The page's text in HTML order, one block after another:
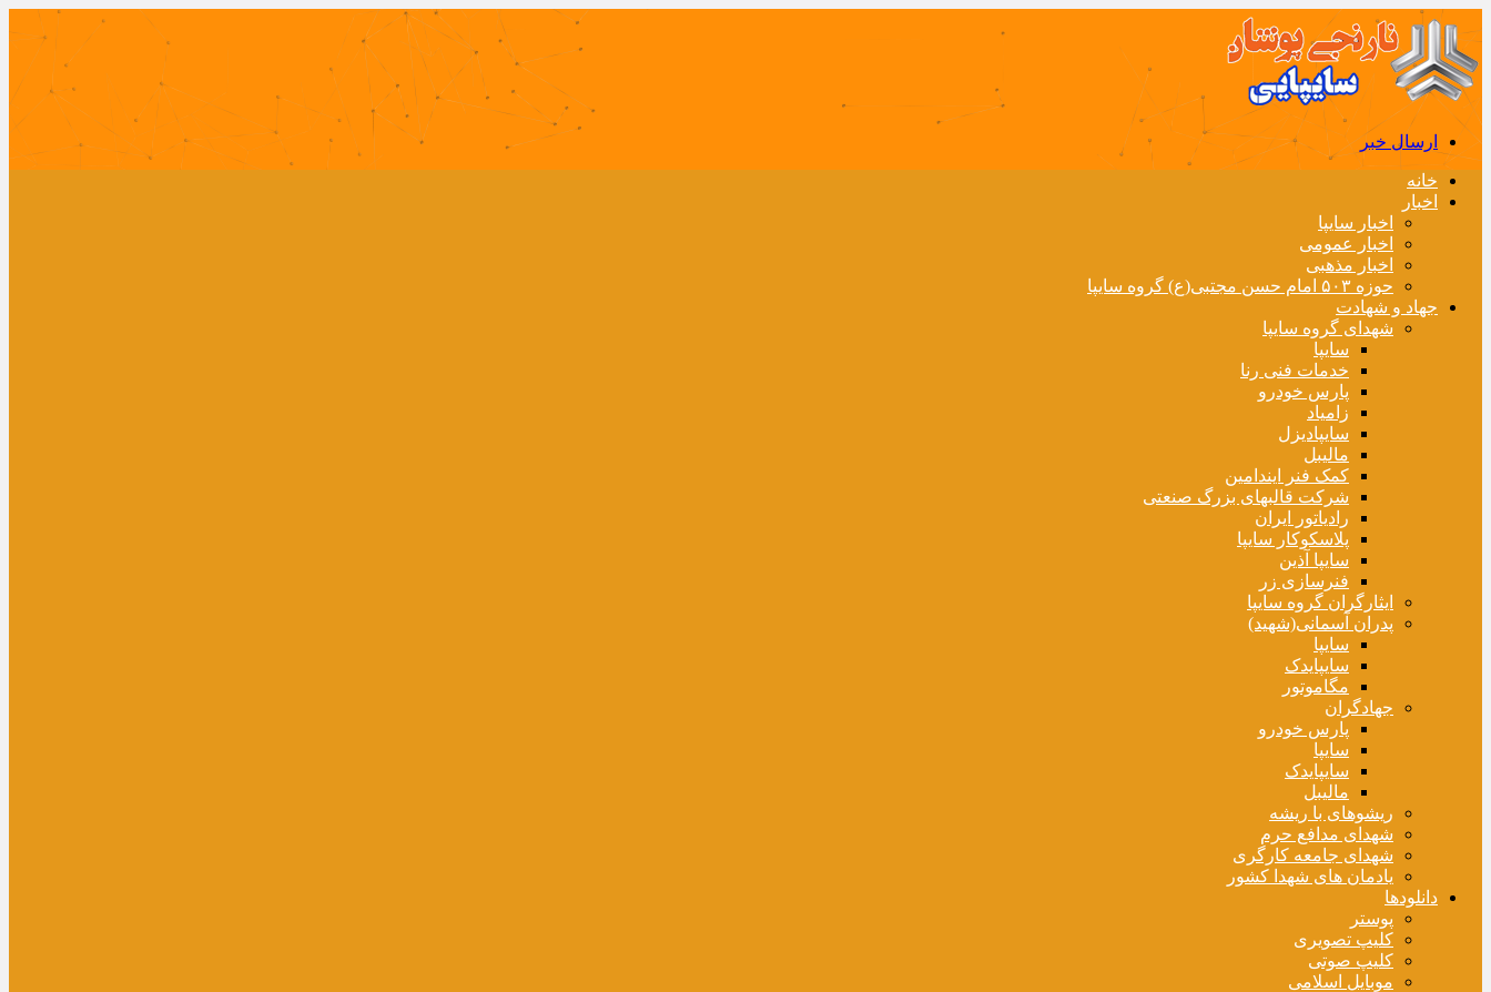
ارسال خبر
خانه
اخبار
اخبار سایپا
اخبار عمومی
اخبار مذهبی
حوزه ۵۰۳ امام حسن مجتبی(ع) گروه سایپا
جهاد و شهادت
شهدای گروه سایپا
سایپا
خدمات فنی رنا
پارس خودرو
زامیاد
سایپادیزل
مالیبل
کمک فنر ایندامین
شرکت قالبهای بزرگ صنعتی
رادیاتور ایران
پلاسکوکار سایپا
سایپا آذین
فنرسازی زر
ایثارگران گروه سایپا
پدران آسمانی(شهید)
سایپا
سایپایدک
مگاموتور
جهادگران
پارس خودرو
سایپا
سایپایدک
مالیبل
ریشوهای با ریشه
شهدای مدافع حرم
شهدای جامعه کارگری
یادمان های شهدا کشور
دانلودها
پوستر
کلیپ تصویری
کلیپ صوتی
موبایل اسلامی